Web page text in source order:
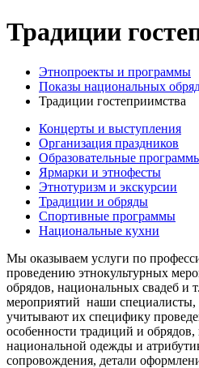
Традиции
Этнопроекты и программы
Показы национальных
Традиции гостеприимства
Концерты и выступления
Организация праздников
Образовательные
Ярмарки и этнофесты
Этнотуризм и экскурсии
Традиции и обряды
Спортивные программы
Национальные кухни
Мы оказываем услуги по
проведению этнокультурных
обрядов, национальных свадеб и
мероприятий наши специалисты,
учитывают их специфику
особенности традиций и
национальной одежды и
сопровождения, детали